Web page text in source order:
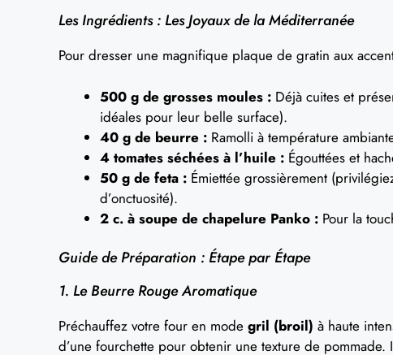
Les Ingrédients : Les Joyaux de la Méditerranée
Pour dresser une magnifique plaque de gratin aux
500 g de grosses moules : Déjà cuites et
idéales pour leur belle surface).
40 g de beurre : Ramolli à température
4 tomates séchées à l’huile : Égouttées et
50 g de feta : Émiettée grossièrement
d’onctuosité).
2 c. à soupe de chapelure Panko : Pour la
Guide de Préparation : Étape par Étape
1. Le Beurre Rouge Aromatique
Préchauffez votre four en mode gril (broil) à haute
d’une fourchette pour obtenir une texture de